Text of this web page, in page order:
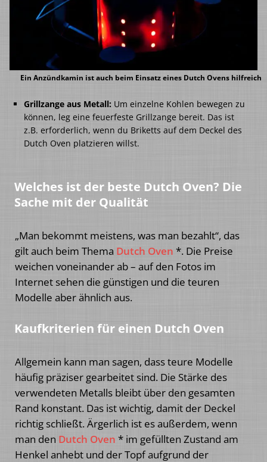
Ein Anzündkamin ist auch beim Einsatz eines Dutch Ovens hilfreich
Grillzange aus Metall: Um einzelne Kohlen bewegen zu
können, leg eine feuerfeste Grillzange bereit. Das ist
z.B. erforderlich, wenn du Briketts auf dem Deckel des
Dutch Oven platzieren willst.
Welches ist der beste Dutch Oven? Die
Sache mit der Qualität
„Man bekommt meistens, was man bezahlt“, das
gilt auch beim Thema Dutch Oven *. Die Preise
weichen voneinander ab – auf den Fotos im
Internet sehen die günstigen und die teuren
Modelle aber ähnlich aus.
Kaufkriterien für einen Dutch Oven
Allgemein kann man sagen, dass teure Modelle
häufig präziser gearbeitet sind. Die Stärke des
verwendeten Metalls bleibt über den gesamten
Rand konstant. Das ist wichtig, damit der Deckel
richtig schließt. Ärgerlich ist es außerdem, wenn
man den Dutch Oven * im gefüllten Zustand am
Henkel anhebt und der Topf aufgrund der